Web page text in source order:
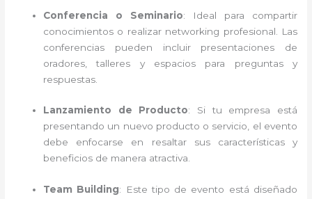
Conferencia o Seminario: Ideal para compartir
conocimientos o realizar networking profesional. Las
conferencias pueden incluir presentaciones de
oradores, talleres y espacios para preguntas y
respuestas.
Lanzamiento de Producto: Si tu empresa está
presentando un nuevo producto o servicio, el evento
debe enfocarse en resaltar sus características y
beneficios de manera atractiva.
Team Building: Este tipo de evento está diseñado